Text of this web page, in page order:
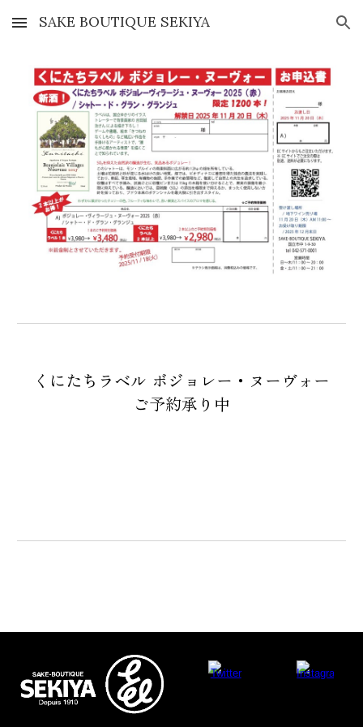
Skip to main content Skip to navigation
SAKE BOUTIQUE SEKIYA
くにたちラベル ボジョレー・ヌーヴォー
ご予約承り中